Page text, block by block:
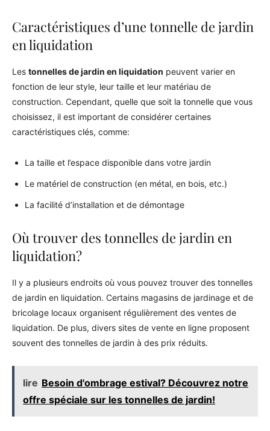
Caractéristiques d’une tonnelle de jardin
en liquidation
Les tonnelles de jardin en liquidation peuvent varier en
fonction de leur style, leur taille et leur matériau de
construction. Cependant, quelle que soit la tonnelle que vous
choisissez, il est important de considérer certaines
caractéristiques clés, comme:
La taille et l’espace disponible dans votre jardin
Le matériel de construction (en métal, en bois, etc.)
La facilité d’installation et de démontage
Où trouver des tonnelles de jardin en
liquidation?
Il y a plusieurs endroits où vous pouvez trouver des tonnelles
de jardin en liquidation. Certains magasins de jardinage et de
bricolage locaux organisent régulièrement des ventes de
liquidation. De plus, divers sites de vente en ligne proposent
souvent des tonnelles de jardin à des prix réduits.
lire Besoin d'ombrage estival? Découvrez notre
offre spéciale sur les tonnelles de jardin!